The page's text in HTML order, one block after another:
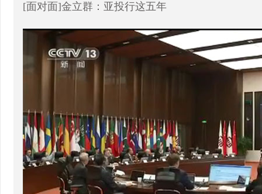
[面对面]金立群：亚投行这五年